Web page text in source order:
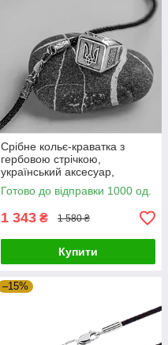
Срібне кольє-краватка з
гербовою стрічкою,
український аксесуар,
стильний шийний джгут
Готово до відправки 1000 од.
1 343 ₴ 1 580 ₴
Купити
–15%